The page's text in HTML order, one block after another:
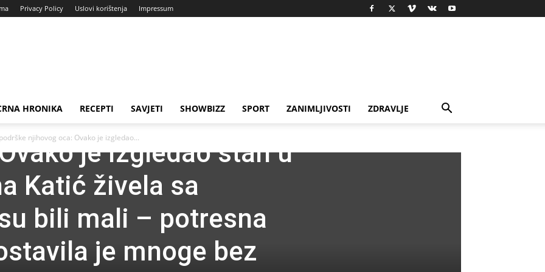
Privacy Policy Uslovi korištenja Impressum
HRONIKA RECEPTI SAVJETI SHOWBIZZ SPORT ZANIMLJIVOSTI ZDRAVLJE
njihovog oca: Ovako je izgledao...
kao lav, bez podrške
je izgledao stan u
Katić živela sa
bili mali – potresna
je mnoge bez